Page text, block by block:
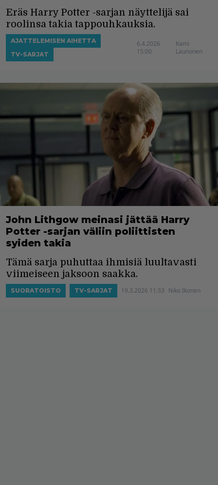
Eräs Harry Potter -sarjan näyttelijä sai
roolinsa takia tappouhkauksia.
AJATTELEMISEN AIHETTA
TV-SARJAT
6.4.2026
15:00
Kami
Launonen
John Lithgow meinasi jättää Harry
Potter -sarjan väliin poliittisten
syiden takia
Tämä sarja puhuttaa ihmisiä luultavasti
viimeiseen jaksoon saakka.
SUORATOISTO TV-SARJAT 19.3.2026 11:33 Niko Ikonen